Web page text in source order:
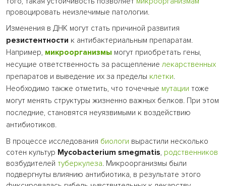
провоцировать неизлечимые патологии.
Изменения в ДНК могут стать причиной развития
резистентности к антибактериальным препаратам.
Например, микроорганизмы могут приобретать гены,
несущие ответственность за расщепление лекарственных
препаратов и выведение их за пределы клетки.
Необходимо также отметить, что точечные мутации тоже
могут менять структуры жизненно важных белков. При этом
последние, становятся неуязвимыми к воздействию
антибиотиков.
В процессе исследования биологи вырастили несколько
сотен культур Mycobacterium smegmatis, родственников
возбудителей туберкулеза. Микроорганизмы были
подвергнуты влиянию антибиотика, в результате этого